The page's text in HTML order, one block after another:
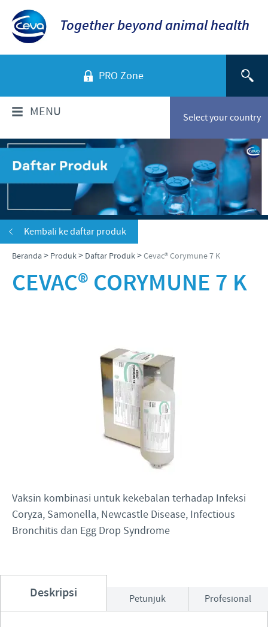
Together beyond animal health
PRO Zone
Select your country
MENU
TENTANG KAMI
Sekilas Perusahaan
Ceva Indonesia
Sejarah kami
Visi kami
Nilai-nilai kami
Keberadaan Ceva di dunia
PRODUK
Daftar Produk
Unggas
INFORMASI TEKNIS
Informasi Penyakit
Informasi lain
Kerja sama bisnis dan ilmiah
Program pendukung
Pekerjaan utama kami
Lowongan Pekerjaan
Proses perekrutan kami
Pengembangan Diri
Kembali ke daftar produk
Beranda> Produk> Daftar Produk>Cevac® Corymune 7 K
CEVAC® CORYMUNE 7 K
Vaksin kombinasi untuk kekebalan terhadap Infeksi
Coryza, Samonella, Newcastle Disease, Infectious
Bronchitis dan Egg Drop Syndrome
Deskripsi Petunjuk Profesional